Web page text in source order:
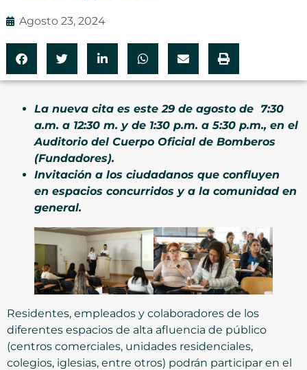
Agosto 23, 2024
La nueva cita es este 29 de agosto de 7:30
a.m. a 12:30 m. y de 1:30 p.m. a 5:30 p.m., en el
Auditorio del Cuerpo Oficial de Bomberos
(Fundadores).
Invitación a los ciudadanos que confluyen
en espacios concurridos y a la comunidad en
general.
Residentes, empleados y colaboradores de los
diferentes espacios de alta afluencia de público
(centros comerciales, unidades residenciales,
colegios, iglesias, entre otros) podrán participar en el